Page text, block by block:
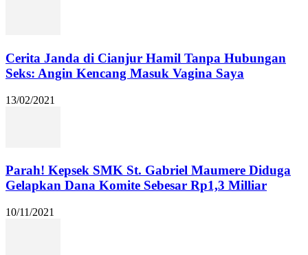
Cerita Janda di Cianjur Hamil Tanpa Hubungan
Seks: Angin Kencang Masuk Vagina Saya
13/02/2021
Parah! Kepsek SMK St. Gabriel Maumere Diduga
Gelapkan Dana Komite Sebesar Rp1,3 Milliar
10/11/2021